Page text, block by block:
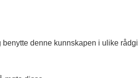
denne kunnskapen i ulike